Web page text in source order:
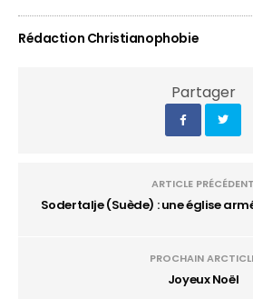
Rédaction Christianophobie
Partager
ARTICLE PRÉCÉDENT
Sodertalje (Suède) : une église
PROCHAIN
Joyeux Noël